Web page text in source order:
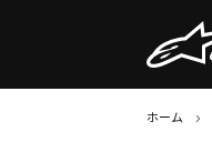
ホーム